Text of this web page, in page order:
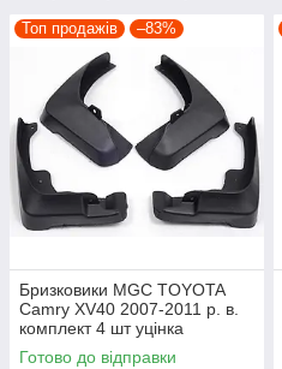
Топ продажів –83%
Бризковики MGC TOYOTA
Camry XV40 2007-2011 р. в.
комплект 4 шт уцінка
Готово до відправки